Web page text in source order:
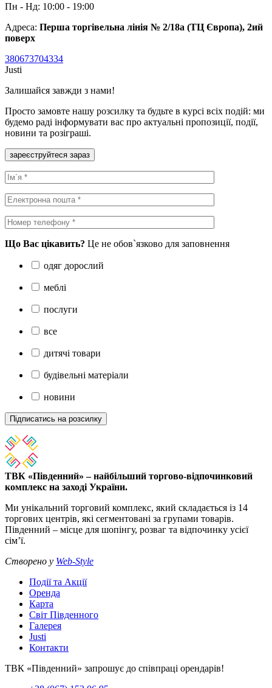
Пн - Нд: 10:00 - 19:00
Адреса: Перша торгівельна лінія № 2/18а (ТЦ Європа), 2ий
поверх
380673704334
Justi
Залишайся завжди з нами!
Просто замовте нашу розсилку та будьте в курсі всіх подій: ми
будемо раді інформувати вас про актуальні пропозиції, події,
новини та розіграші.
зареєструйтеся зараз
Що Вас цікавить? Це не обов`язково для заповнення
одяг дорослий
меблі
послуги
все
дитячі товари
будівельні матеріали
новини
Підписатись на розсилку
ТВК «Південний» – найбільший торгово-відпочинковий
комплекс на заході України.
Ми унікальний торговий комплекс, який складається із 14
торгових центрів, які сегментовані за групами товарів.
Південний – місце для шопінгу, розваг та відпочинку усієї
сім’ї.
Створено у Web-Style
Події та Акції
Оренда
Карта
Світ Південного
Галерея
Justi
Контакти
ТВК «Південний» запрошує до співпраці орендарів!